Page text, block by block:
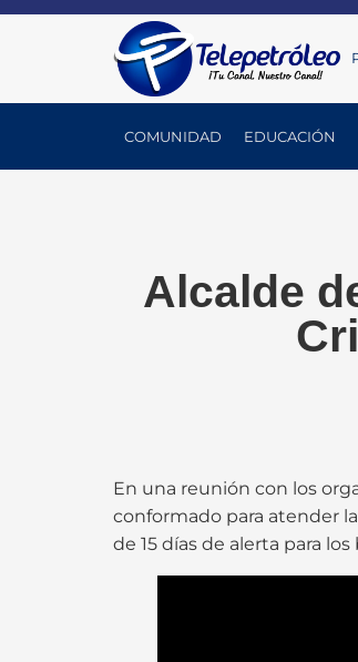
COMUNIDAD EDUCACIÓN
Alcalde
En una reunión con los
conformado para atender
de 15 días de alerta para